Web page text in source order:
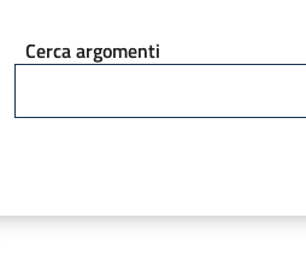
Cerca argomenti